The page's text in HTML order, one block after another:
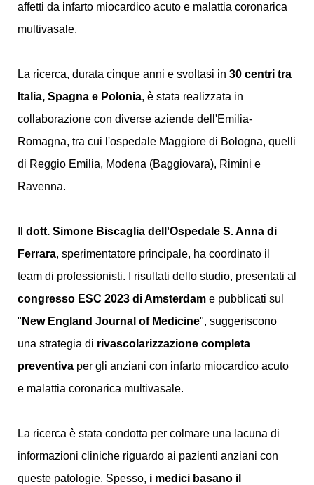
affetti da infarto miocardico acuto e malattia coronarica
multivasale.
La ricerca, durata cinque anni e svoltasi in 30 centri tra
Italia, Spagna e Polonia, è stata realizzata in
collaborazione con diverse aziende dell'Emilia-
Romagna, tra cui l'ospedale Maggiore di Bologna, quelli
di Reggio Emilia, Modena (Baggiovara), Rimini e
Ravenna.
dott. Simone Biscaglia dell'Ospedale S. Anna di
Ferrara, sperimentatore principale, ha coordinato il
team di professionisti. I risultati dello studio, presentati al
congresso ESC 2023 di Amsterdame pubblicati sul
" New England Journal of Medicine", suggeriscono
una strategia di rivascolarizzazione completa
preventivaper gli anziani con infarto miocardico acuto
e malattia coronarica multivasale.
La ricerca è stata condotta per colmare una lacuna di
informazioni cliniche riguardo ai pazienti anziani con
queste patologie. Spesso, i medici basano il